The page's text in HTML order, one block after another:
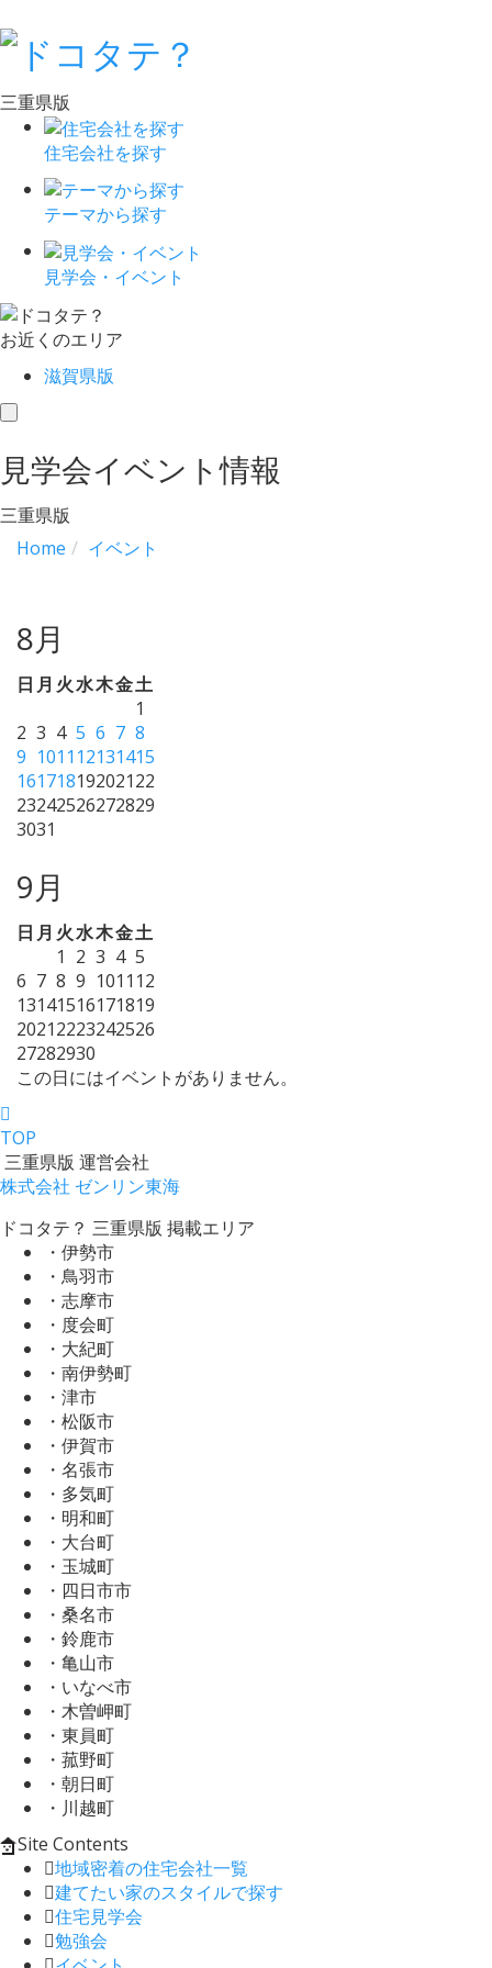
三重県版
住宅会社を探す
テーマから探す
見学会・イベント
お近くのエリア
滋賀県版
toggle
見学会イベント情報
三重県版
Home
イベント
8月
日 月 火水木金土
1
2 3 4 5 6 7 8
9 1011 12131415
16171819202122
23242526272829
3031
9月
日 月 火水木金土
1 2 3 4 5
6 7 8 9 1011 12
13141516171819
20212223242526
27282930
この日にはイベントがありません。
TOP
三重県版 運営会社
株式会社 ゼンリン東海
ドコタテ？ 三重県版 掲載エリア
・伊勢市
・鳥羽市
・志摩市
・度会町
・大紀町
・南伊勢町
・津市
・松阪市
・伊賀市
・名張市
・多気町
・明和町
・大台町
・玉城町
・四日市市
・桑名市
・鈴鹿市
・亀山市
・いなべ市
・木曽岬町
・東員町
・菰野町
・朝日町
・川越町
Site Contents
地域密着の住宅会社一覧
建てたい家のスタイルで探す
住宅見学会
勉強会